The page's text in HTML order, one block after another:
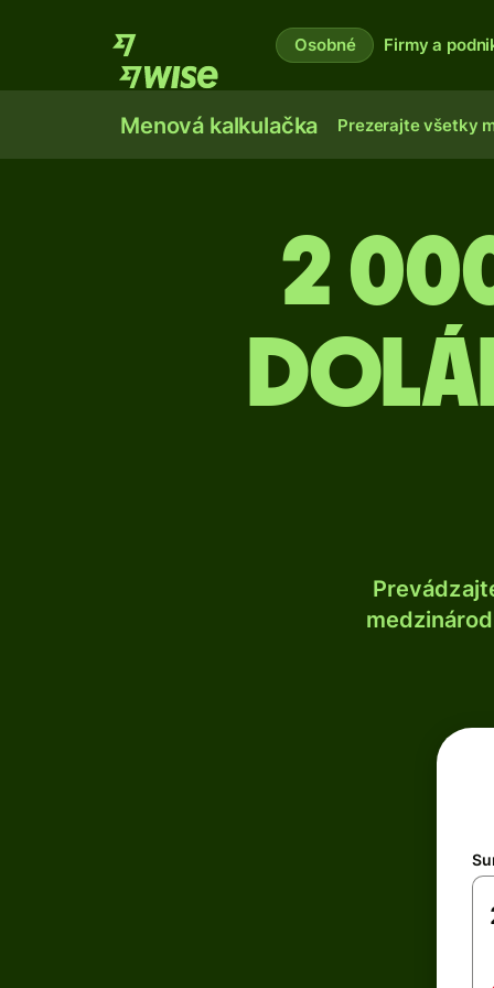
Osobné Firmy a
Menová kalkulačka Prezerajte všetky
2